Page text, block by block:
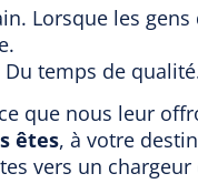
Lorsque les
temps de
que nous leur
êtes, à votre
vers un